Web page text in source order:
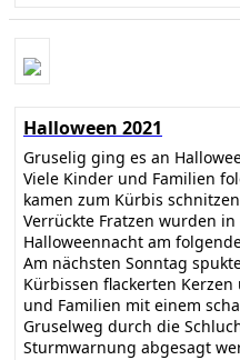
Halloween 2021
Gruselig ging es an
Viele Kinder und Familien
kamen zum Kürbis
Verrückte Fratzen wurden
Halloweennacht am
Am nächsten Sonntag
Kürbissen flackerten
und Familien mit einem
Gruselweg durch die
Sturmwarnung abgesagt